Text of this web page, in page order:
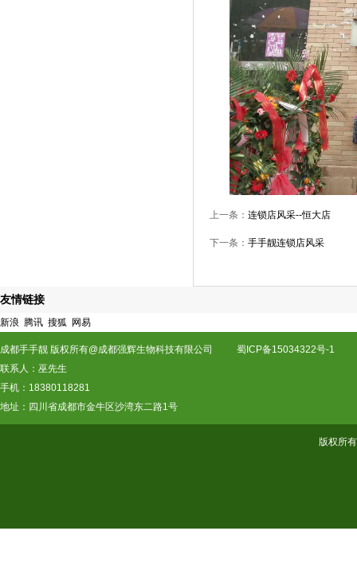
上一条： 连锁店风采--恒大店
下一条： 手手靓连锁店风采
友情链接
新浪 腾讯 搜狐 网易
成都手手靓 版权所有@成都强辉生物科技有限公司 蜀ICP备15034322号-1
联系人：巫先生
手机：18380118281
地址：四川省成都市金牛区沙湾东二路1号
版权所